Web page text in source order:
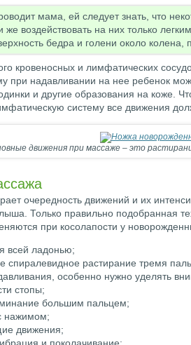
мама, ей следует знать, что
же воздействовать на них только
бедра и голени около колена,
кровеносных и лимфатических
при надавливании на нее ребенок
и другие образования на коже.
систему все движения
движения при массаже – это
очередность движений и их
Только правильно подобранная
при косолапости у
всей ладонью;
спиралевидное растирание тремя
особенно нужно уделять
стопы;
большим пальцем;
нажимом;
движения;